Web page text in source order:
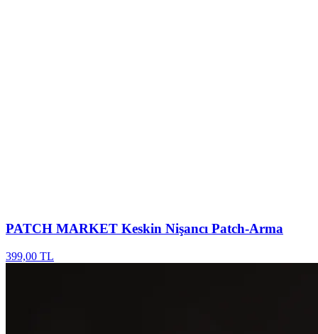
PATCH MARKET Keskin Nişancı Patch-Arma
399,00 TL